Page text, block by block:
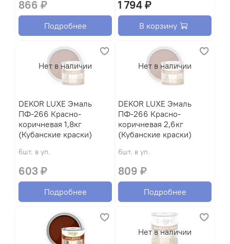
866 ₽
Подробнее
1 794 ₽
В корзину
Нет в наличии
DEKOR LUXE Эмаль
ПФ-266 Красно-
коричневая 1,8кг
(Кубанские краски)
6шт. в уп.
603 ₽
Подробнее
Нет в наличии
DEKOR LUXE Эмаль
ПФ-266 Красно-
коричневая 2,6кг
(Кубанские краски)
6шт. в уп.
809 ₽
Подробнее
Нет в наличии